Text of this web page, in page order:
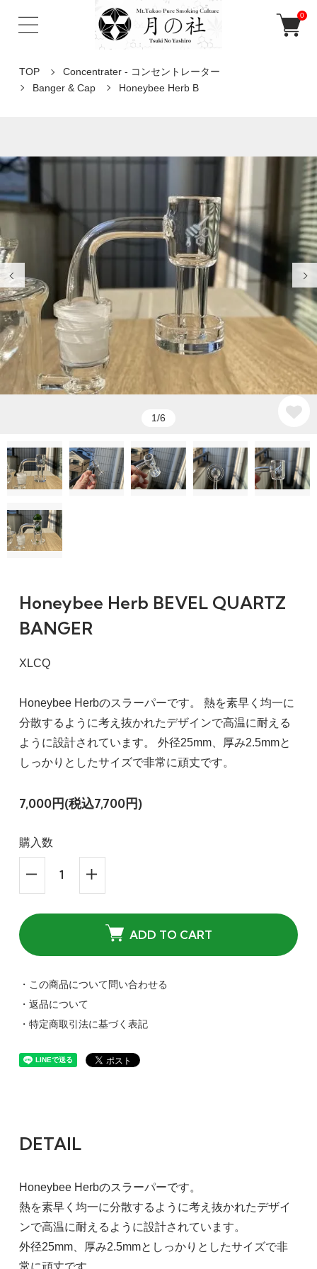
0
TOP
Concentrater - コンセントレーター
Banger & Cap
Honeybee Herb B
1/6
Honeybee Herb BEVEL QUARTZ
BANGER
XLCQ
Honeybee Herbのスラーパーです。 熱を素早く均一に
分散するように考え抜かれたデザインで高温に耐える
ように設計されています。 外径25mm、厚み2.5mmと
しっかりとしたサイズで非常に頑丈です。
7,000円(税込7,700円)
購入数
ADD TO CART
・この商品について問い合わせる
・返品について
・特定商取引法に基づく表記
DETAIL
Honeybee Herbのスラーパーです。
熱を素早く均一に分散するように考え抜かれたデザイ
ンで高温に耐えるように設計されています。
外径25mm、厚み2.5mmとしっかりとしたサイズで非
常に頑丈です。